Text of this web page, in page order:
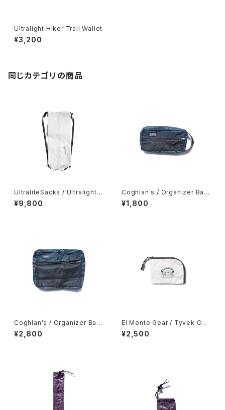
Ultralight Hiker Trail Wallet
¥3,200
同じカテゴリの商品
UltraliteSacks / Ultralight
Compression Sack
¥9,800
Coghlan's / Organizer Bag
s -Small-
¥1,800
Coghlan's / Organizer Bag
s -Medium-
¥2,800
El Monte Gear / Tyvek Coi
n Case
¥2,500